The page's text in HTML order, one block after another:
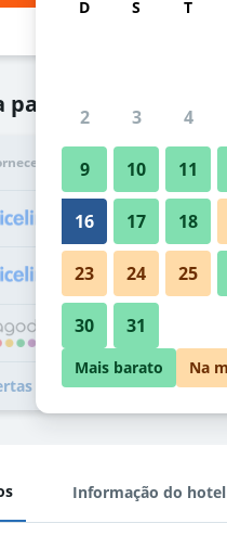
de
Total por
R$ 571
R$ 598
do hotel Hotel V
Informação do hotel
D S T
2 3 4
9 10 11
16 17 18
23 24 25
30 31
Mais barato Na